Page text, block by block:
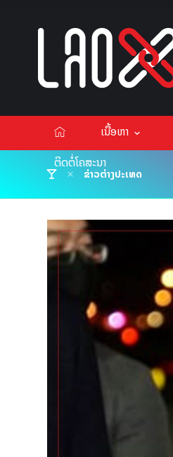
ເນື້ອຫາ
ຕິດຕໍ່ໂຄສະນາ
ຂ່າວຕ່າງປະເທດ